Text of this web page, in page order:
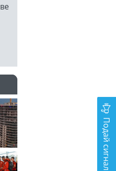
Подай сигнал